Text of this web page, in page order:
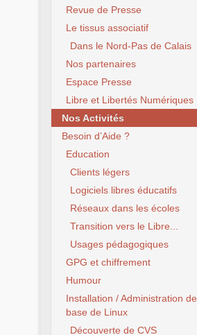
Revue de Presse
Le tissus associatif
Dans le Nord-Pas de Calais
Nos partenaires
Espace Presse
Libre et Libertés Numériques
Nos Activités
Besoin d’Aide ?
Education
Clients légers
Logiciels libres éducatifs
Réseaux dans les écoles
Transition vers le Libre...
Usages pédagogiques
GPG et chiffrement
Humour
Installation / Administration de
base de Linux
Découverte de CVS